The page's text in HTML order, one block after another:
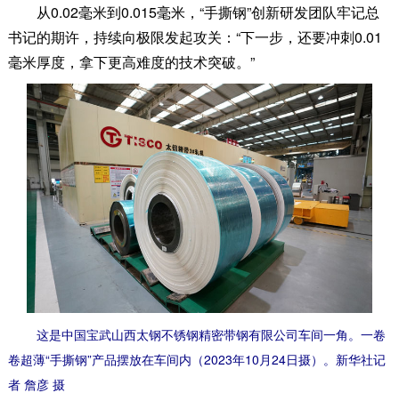
从0.02毫米到0.015毫米，“手撕钢”创新研发团队牢记总
书记的期许，持续向极限发起攻关：“下一步，还要冲刺0.01
毫米厚度，拿下更高难度的技术突破。”
这是中国宝武山西太钢不锈钢精密带钢有限公司车间一角。一卷
卷超薄“手撕钢”产品摆放在车间内（2023年10月24日摄）。新华社记
者 詹彦 摄